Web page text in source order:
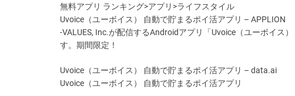
無料アプリ ランキング>アプリ>ライフスタイル
Uvoice（ユーボイス） 自動で貯まるポイ活アプリ – APPLION
-VALUES, Inc.が配信するAndroidアプリ「Uvoice（ユーボイス
す。期間限定！
Uvoice（ユーボイス） 自動で貯まるポイ活アプリ – data.ai
Uvoice（ユーボイス） 自動で貯まるポイ活アプリ